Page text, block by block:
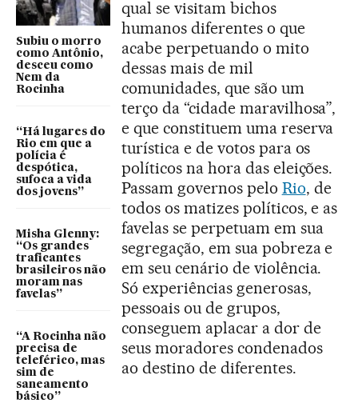
Subiu o morro
como Antônio,
desceu como
Nem da
Rocinha
“Há lugares do
Rio em que a
polícia é
despótica,
sufoca a vida
dos jovens”
Misha Glenny:
“Os grandes
traficantes
brasileiros não
moram nas
favelas”
“A Rocinha não
precisa de
teleférico, mas
sim de
saneamento
básico”
qual se visitam bichos
humanos diferentes o que
acabe perpetuando o mito
dessas mais de mil
comunidades, que são um
terço da “cidade maravilhosa”,
e que constituem uma reserva
turística e de votos para os
políticos na hora das eleições.
Passam governos pelo Rio, de
todos os matizes políticos, e as
favelas se perpetuam em sua
segregação, em sua pobreza e
em seu cenário de violência.
Só experiências generosas,
pessoais ou de grupos,
conseguem aplacar a dor de
seus moradores condenados
ao destino de diferentes.